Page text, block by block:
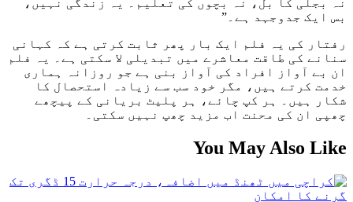
نہ بجلی کا بل، نہ بچوں کی تعلیم۔ یہ زندگی نہیں،
بس ایک جدوجہد ہے۔”
رفتار کی یہ فلم ایک بار پھر ثابت کرتی ہے کہ کہانی
سنانے کی طاقت معاشرے میں تبدیلی لا سکتی ہے۔ یہ فلم
ان بے آواز افراد کی آواز بنی ہے جو روزانہ ہماری
خدمت کرتے ہیں، مگر خود سب سے زیادہ استحصال کا
شکار ہیں۔ ہر کپ چائے، ہر پلیٹ بریانی کے پیچھے
چھپی ان کی محنت اب مزید چھپ نہیں سکتی۔
You May Also Like